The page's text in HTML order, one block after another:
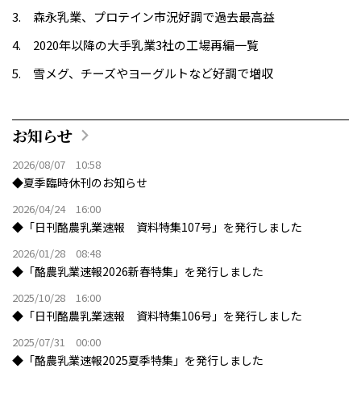
森永乳業、プロテイン市況好調で過去最高益
2020年以降の大手乳業3社の工場再編一覧
雪メグ、チーズやヨーグルトなど好調で増収
お知らせ
2026/08/07 10:58
◆夏季臨時休刊のお知らせ
2026/04/24 16:00
◆「日刊酪農乳業速報 資料特集107号」を発行しました
2026/01/28 08:48
◆「酪農乳業速報2026新春特集」を発行しました
2025/10/28 16:00
◆「日刊酪農乳業速報 資料特集106号」を発行しました
2025/07/31 00:00
◆「酪農乳業速報2025夏季特集」を発行しました